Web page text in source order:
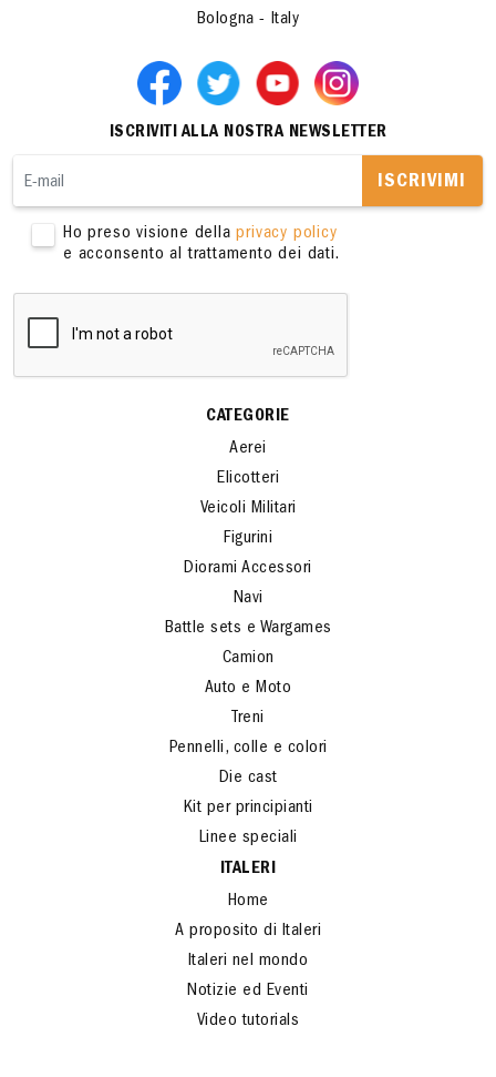
Bologna - Italy
ISCRIVITI ALLA NOSTRA NEWSLETTER
ISCRIVIMI
Ho preso visione dellaprivacy policy
e acconsento al trattamento dei dati.
CATEGORIE
Aerei
Elicotteri
Veicoli Militari
Figurini
Diorami Accessori
Navi
Battle sets e Wargames
Camion
Auto e Moto
Treni
Pennelli, colle e colori
Die cast
Kit per principianti
Linee speciali
ITALERI
Home
A proposito di Italeri
Italeri nel mondo
Notizie ed Eventi
Video tutorials